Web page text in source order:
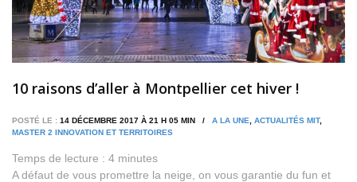
10 raisons d’aller à Montpellier cet hiver !
POSTÉ LE : 14 DÉCEMBRE 2017 À 21 H 05 MIN / A LA UNE ACTUALITÉS MIT,
MASTER 2 INNOVATION ET TERRITOIRES
Temps de lecture : 4 minutes
A défaut de vous promettre la neige, on vous garantie du fun et